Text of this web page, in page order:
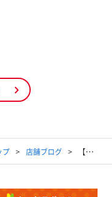
プ 店舗ブログ 【通販】Vividz『ファンタジー：プロローグ』ブースターパック第3弾｜シングルカード販売開始！